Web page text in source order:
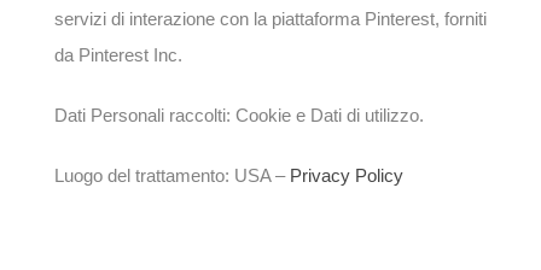
servizi di interazione con la piattaforma Pinterest, forniti
da Pinterest Inc.
Dati Personali raccolti: Cookie e Dati di utilizzo.
Luogo del trattamento: USA – Privacy Policy